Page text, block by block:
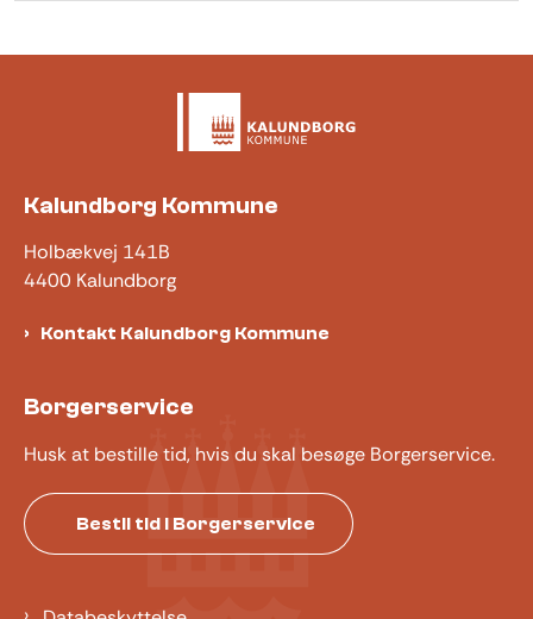
Kalundborg Kommune
Holbækvej 141B
4400 Kalundborg
Kontakt Kalundborg Kommune
Borgerservice
Husk at bestille tid, hvis du skal besøge Borgerservice.
Bestil tid i Borgerservice